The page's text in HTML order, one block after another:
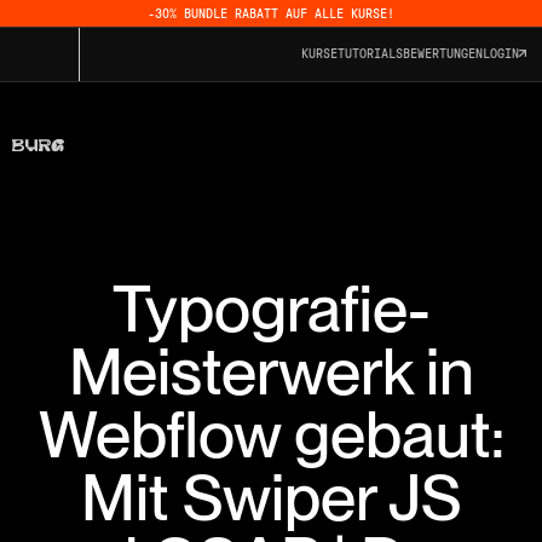
-30% BUNDLE RABATT AUF ALLE KURSE!
KURSETUTORIALSBEWERTUNGEN LOGIN
Typografie-
Meisterwerk in
Webflow gebaut:
Mit Swiper JS